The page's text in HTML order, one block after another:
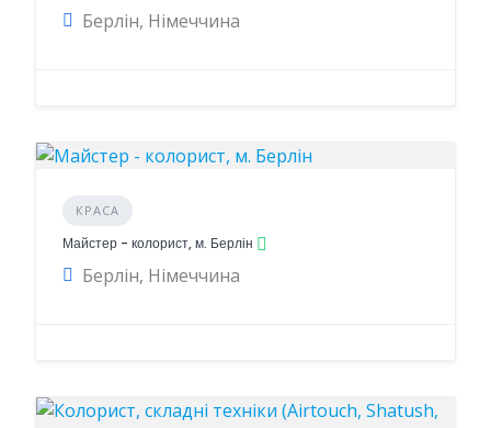
Берлін, Німеччина
КРАСА
Майстер - колорист, м. Берлін
Берлін, Німеччина